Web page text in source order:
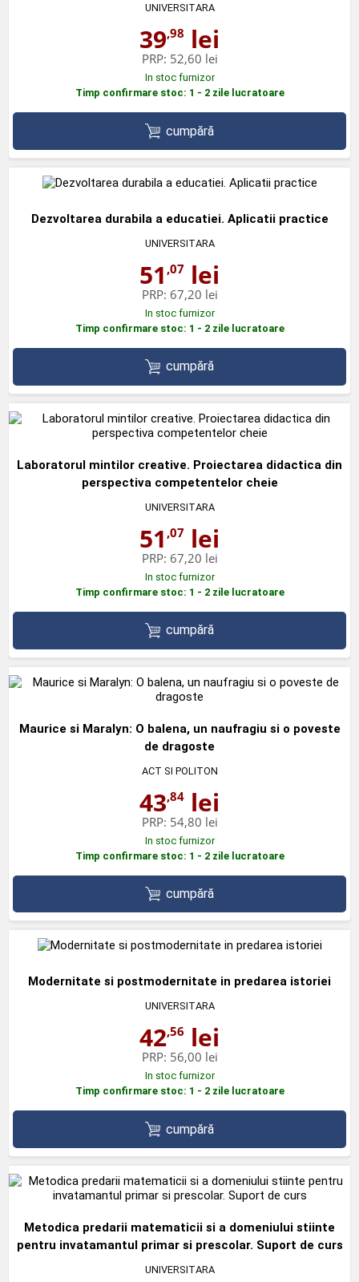
UNIVERSITARA
39,98 lei
PRP: 52,60 lei
In stoc furnizor
Timp confirmare stoc: 1 - 2 zile lucratoare
cumpără
Dezvoltarea durabila a educatiei. Aplicatii practice
UNIVERSITARA
51 ,07 lei
PRP: 67,20 lei
In stoc furnizor
Timp confirmare stoc: 1 - 2 zile lucratoare
cumpără
Laboratorul mintilor creative. Proiectarea didactica din
perspectiva competentelor cheie
UNIVERSITARA
51 ,07 lei
PRP: 67,20 lei
In stoc furnizor
Timp confirmare stoc: 1 - 2 zile lucratoare
cumpără
Maurice si Maralyn: O balena, un naufragiu si o poveste
de dragoste
ACT SI POLITON
43,84 lei
PRP: 54,80 lei
In stoc furnizor
Timp confirmare stoc: 1 - 2 zile lucratoare
cumpără
Modernitate si postmodernitate in predarea istoriei
UNIVERSITARA
42,56 lei
PRP: 56,00 lei
In stoc furnizor
Timp confirmare stoc: 1 - 2 zile lucratoare
cumpără
Metodica predarii matematicii si a domeniului stiinte
pentru invatamantul primar si prescolar. Suport de curs
UNIVERSITARA